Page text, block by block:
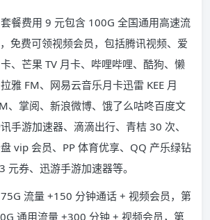
餐费用 9 元包含 100G 全国通用高速流
免费可领视频会员，包括腾讯视频、爱
、芒果 TV 月卡、哔哩哔哩、酷狗、懒
雅 FM、网易云音乐月卡迅雷 KEE 月
、掌阅、新浪微博、饿了么咕咚百度文
手游加速器、滴滴出行、青桔 30 次、
vip 会员、PP 体育优享、QQ 产乐绿钻
元券、迅游手游加速器等。
流量 +150 分钟通话 + 视频会员，第
通用流量 +300 分钟 + 视频会员，第